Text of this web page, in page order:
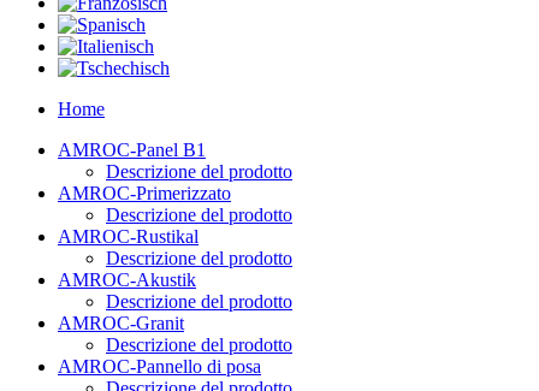
Home
AMROC-Panel B1
Descrizione del prodotto
AMROC-Primerizzato
Descrizione del prodotto
AMROC-Rustikal
Descrizione del prodotto
AMROC-Akustik
Descrizione del prodotto
AMROC-Granit
Descrizione del prodotto
AMROC-Pannello di posa